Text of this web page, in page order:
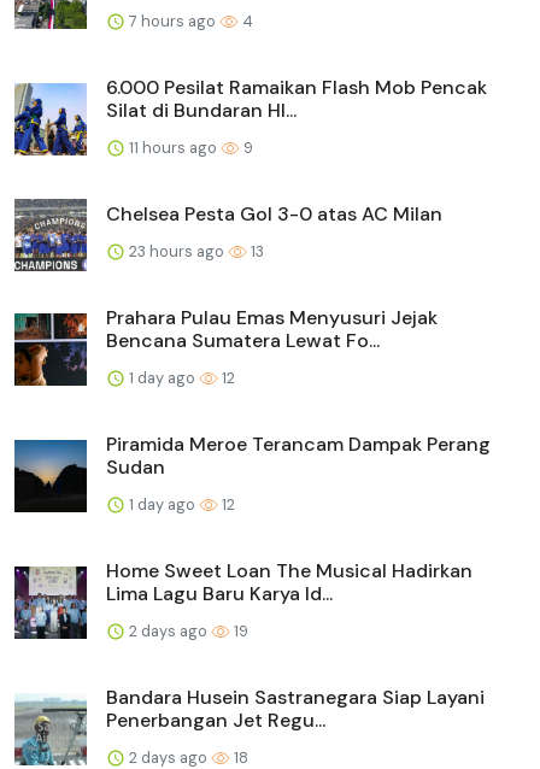
7 hours ago 4
6.000 Pesilat Ramaikan Flash Mob Pencak
Silat di Bundaran HI...
11 hours ago 9
Chelsea Pesta Gol 3-0 atas AC Milan
23 hours ago 13
Prahara Pulau Emas Menyusuri Jejak
Bencana Sumatera Lewat Fo...
1 day ago 12
Piramida Meroe Terancam Dampak Perang
Sudan
1 day ago 12
Home Sweet Loan The Musical Hadirkan
Lima Lagu Baru Karya Id...
2 days ago 19
Bandara Husein Sastranegara Siap Layani
Penerbangan Jet Regu...
2 days ago 18